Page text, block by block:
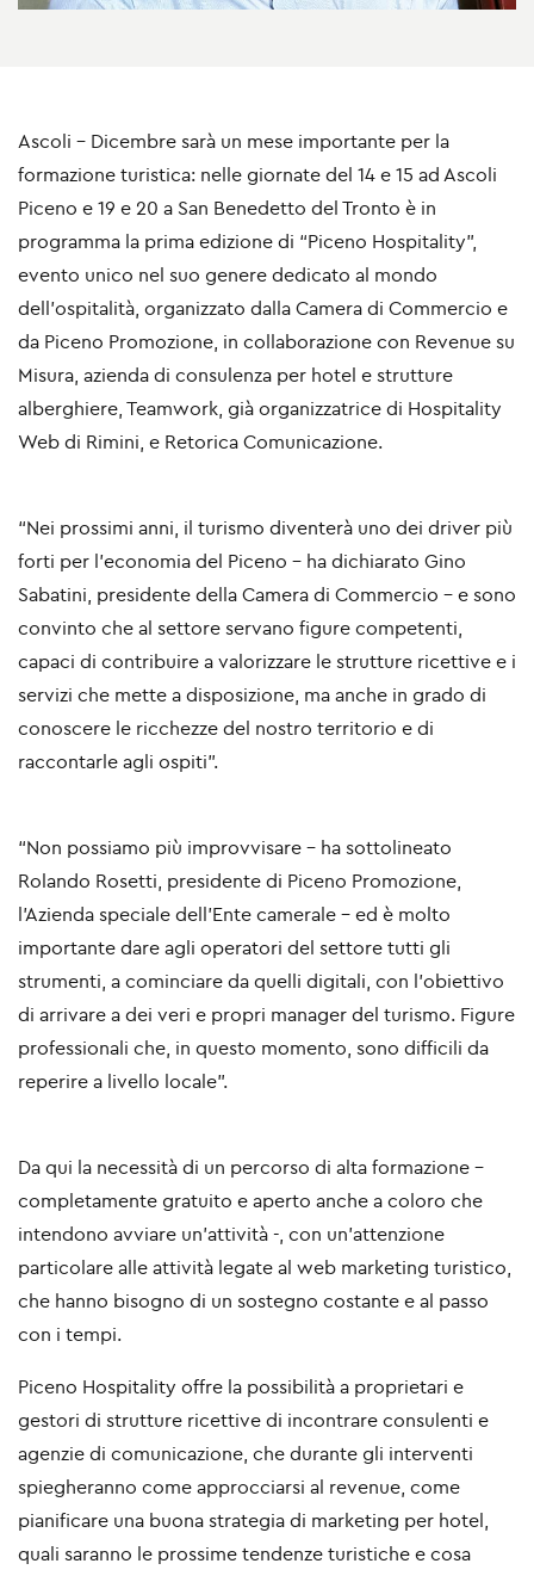
Ascoli - Dicembre sarà un mese importante per la
formazione turistica: nelle giornate del 14 e 15 ad Ascoli
Piceno e 19 e 20 a San Benedetto del Tronto è in
programma la prima edizione di “Piceno Hospitality”,
evento unico nel suo genere dedicato al mondo
dell'ospitalità, organizzato dalla Camera di Commercio e
da Piceno Promozione, in collaborazione con Revenue su
Misura, azienda di consulenza per hotel e strutture
alberghiere, Teamwork, già organizzatrice di Hospitality
Web di Rimini, e Retorica Comunicazione.
“Nei prossimi anni, il turismo diventerà uno dei driver più
forti per l’economia del Piceno – ha dichiarato Gino
Sabatini, presidente della Camera di Commercio – e sono
convinto che al settore servano figure competenti,
capaci di contribuire a valorizzare le strutture ricettive e i
servizi che mette a disposizione, ma anche in grado di
conoscere le ricchezze del nostro territorio e di
raccontarle agli ospiti”.
“Non possiamo più improvvisare – ha sottolineato
Rolando Rosetti, presidente di Piceno Promozione,
l’Azienda speciale dell’Ente camerale – ed è molto
importante dare agli operatori del settore tutti gli
strumenti, a cominciare da quelli digitali, con l’obiettivo
di arrivare a dei veri e propri manager del turismo. Figure
professionali che, in questo momento, sono difficili da
reperire a livello locale”.
Da qui la necessità di un percorso di alta formazione -
completamente gratuito e aperto anche a coloro che
intendono avviare un’attività -, con un’attenzione
particolare alle attività legate al web marketing turistico,
che hanno bisogno di un sostegno costante e al passo
con i tempi.
Piceno Hospitality offre la possibilità a proprietari e
gestori di strutture ricettive di incontrare consulenti e
agenzie di comunicazione, che durante gli interventi
spiegheranno come approcciarsi al revenue, come
pianificare una buona strategia di marketing per hotel,
quali saranno le prossime tendenze turistiche e cosa